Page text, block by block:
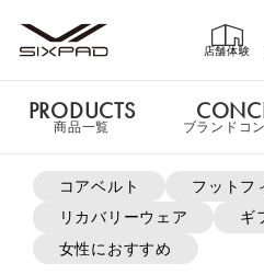
店舗体験
PRODUCTS商品一
GIFT ギフト
よく検索されているキ
コアベルト
フットフ
リカバリーウェア
ギ
女性におすすめ
PRODUCTS
商品一覧 ブランドコ
申し訳ございません。この商品に